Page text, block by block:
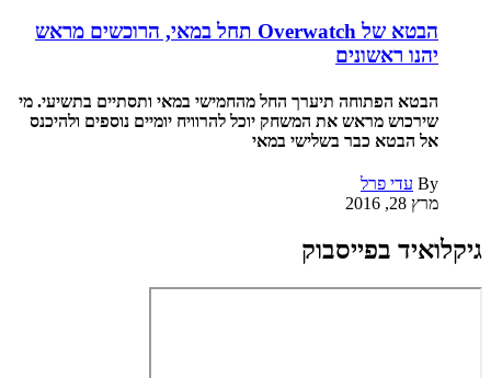
הבטא של Overwatch תחל במאי, הרוכשים מראש
יהנו ראשונים
הבטא הפתוחה תיערך החל מהחמישי במאי ותסתיים בתשיעי. מי
שירכוש מראש את המשחק יוכל להרוויח יומיים נוספים ולהיכנס
אל הבטא כבר בשלישי במאי
By עדי פרל
מרץ 28, 2016
גיקלואיד בפייסבוק